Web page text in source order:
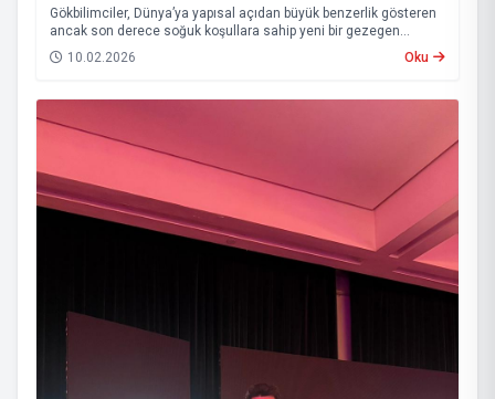
Gökbilimciler, Dünya’ya yapısal açıdan büyük benzerlik gösteren
ancak son derece soğuk koşullara sahip yeni bir gezegen
adayını tespit etti. Yaklaşık 150 ışık yılı uzaklıkta bulunan ve HD-
137010 b olarak adlandırılan bu gök cisminin, belirli koşullar
10.02.2026 Oku